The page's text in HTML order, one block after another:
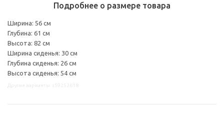
Подробнее о размере товара
Ширина: 56 см
Глубина: 61 см
Высота: 82 см
Ширина сиденья: 30 см
Глубина сиденья: 26 см
Высота сиденья: 54 см